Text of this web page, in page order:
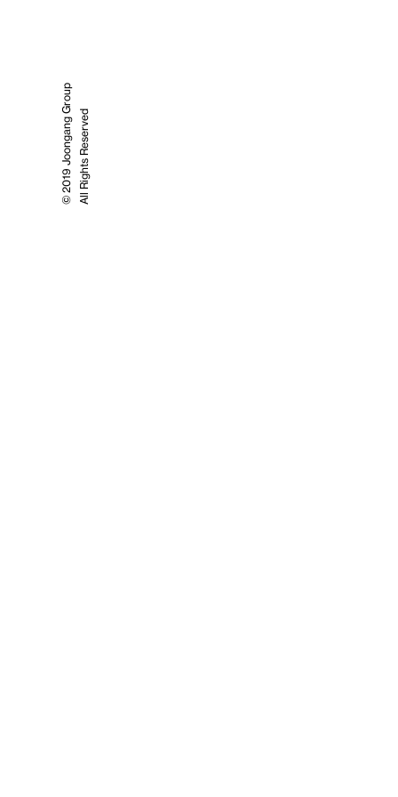
© 2019 Joongang GroupAll Rights Reserved